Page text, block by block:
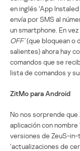
en inglés ‘App
envía por SMS al
un smartphone. En
OFF’(que bloquean o
salientes) ahora hay
comandos que se
lista de comandos y
ZitMo para Android
No nos sorprende que
aplicación con nombre
versiones de ZeuS-
‘actualizaciones de